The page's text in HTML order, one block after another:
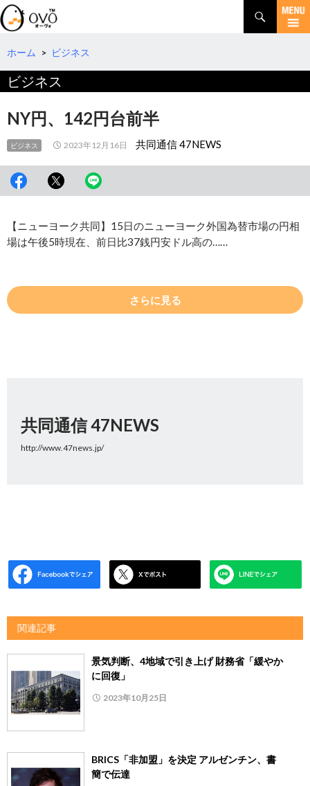
検
索
コ
テ
へ
移
動
ホーム > ビジネス
ビジネス
NY円、142円台前半
ビジネス 2023年12月16日 共同通信 47NEWS
【ニューヨーク共同】15日のニューヨーク外国為替市場の円相
場は午後5時現在、前日比37銭円安ドル高の……
さらに見る
共同通信 47NEWS
http://www.47news.jp/
関連記事
景気判断、4地域で引き上げ 財務省「緩やか
に回復」
2023年10月25日
BRICS「非加盟」を決定 アルゼンチン、書
簡で伝達